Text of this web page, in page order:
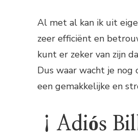
Al met al kan ik uit
zeer efficiënt en
kunt er zeker van zijn
Dus waar wacht je
een gemakkelijke en
¡Adiós